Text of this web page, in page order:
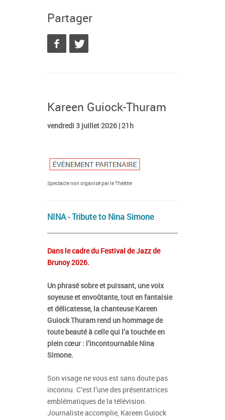
Partager
Kareen Guiock-Thuram
vendredi 3 juillet 2026 | 21h
Spectacle non organisé par le Théâtre
NINA - Tribute to Nina Simone
Dans le cadre du Festival de Jazz de
Brunoy 2026.
Un phrasé sobre et puissant, une voix
soyeuse et envoûtante, tout en fantaisie
et délicatesse, la chanteuse Kareen
Guiock Thuram rend un hommage de
toute beauté à celle qui l’a touchée en
plein cœur : l’incontournable Nina
Simone.
Son visage ne vous est sans doute pas
inconnu. C’est l’une des présentatrices
emblématiques de la télévision.
Journaliste accomplie, Kareen Guiock